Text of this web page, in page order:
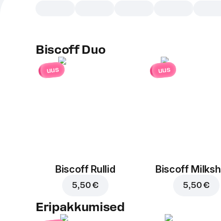
Biscoff Duo
uus
Biscoff Rullid
5,50 €
uus
Biscoff
5,50 €
Eripakkumised